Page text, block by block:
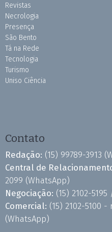
Revistas
Necrologia
Presença
São Bento
Tá na Rede
Tecnologia
Turismo
Uniso Ciência
Contato
Redação: (15) 99789-3913
Central de
2099 (WhatsApp)
Negociação: (15) 2102-5195
Comercial: (15) 2102-5100
(WhatsApp)